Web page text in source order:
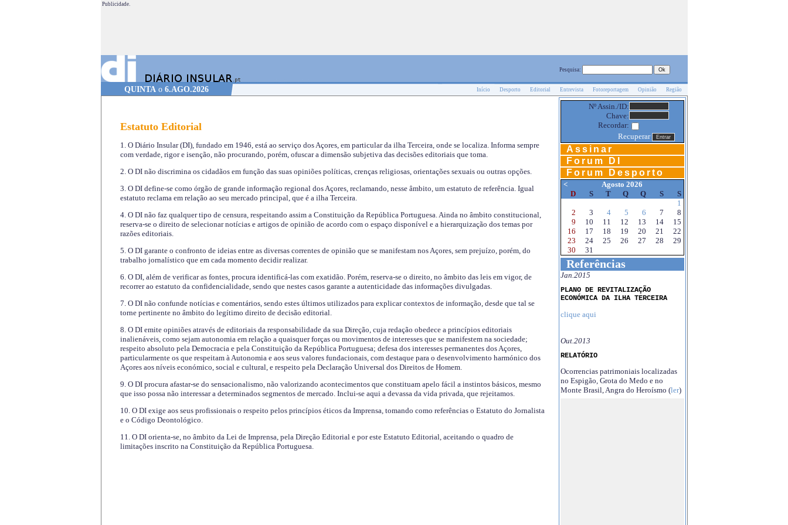
Publicidade.
Pesquisa:
QUINTA o 6.AGO.2026 Início Desporto Editorial Entrevista Fotoreportagem Opinião Região
Estatuto Editorial
1. O Diário Insular (DI), fundado em 1946, está ao serviço dos Açores, em particular da ilha Terceira, onde se localiza. Informa sempre
com verdade, rigor e isenção, não procurando, porém, ofuscar a dimensão subjetiva das decisões editoriais que toma.
2. O DI não discrimina os cidadãos em função das suas opiniões políticas, crenças religiosas, orientações sexuais ou outras opções.
3. O DI define-se como órgão de grande informação regional dos Açores, reclamando, nesse âmbito, um estatuto de referência. Igual
estatuto reclama em relação ao seu mercado principal, que é a ilha Terceira.
4. O DI não faz qualquer tipo de censura, respeitando assim a Constituição da República Portuguesa. Ainda no âmbito constitucional,
reserva-se o direito de selecionar notícias e artigos de opinião de acordo com o espaço disponível e a hierarquização dos temas por
razões editoriais.
5. O DI garante o confronto de ideias entre as diversas correntes de opinião que se manifestam nos Açores, sem prejuízo, porém, do
trabalho jornalístico que em cada momento decidir realizar.
6. O DI, além de verificar as fontes, procura identificá-las com exatidão. Porém, reserva-se o direito, no âmbito das leis em vigor, de
recorrer ao estatuto da confidencialidade, sendo que nestes casos garante a autenticidade das informações divulgadas.
7. O DI não confunde notícias e comentários, sendo estes últimos utilizados para explicar contextos de informação, desde que tal se
torne pertinente no âmbito do legítimo direito de decisão editorial.
8. O DI emite opiniões através de editoriais da responsabilidade da sua Direção, cuja redação obedece a princípios editoriais
inalienáveis, como sejam autonomia em relação a quaisquer forças ou movimentos de interesses que se manifestem na sociedade;
respeito absoluto pela Democracia e pela Constituição da República Portuguesa; defesa dos interesses permanentes dos Açores,
particularmente os que respeitam à Autonomia e aos seus valores fundacionais, com destaque para o desenvolvimento harmónico dos
Açores aos níveis económico, social e cultural, e respeito pela Declaração Universal dos Direitos de Homem.
9. O DI procura afastar-se do sensacionalismo, não valorizando acontecimentos que constituam apelo fácil a instintos básicos, mesmo
que isso possa não interessar a determinados segmentos de mercado. Inclui-se aqui a devassa da vida privada, que rejeitamos.
10. O DI exige aos seus profissionais o respeito pelos princípios éticos da Imprensa, tomando como referências o Estatuto do Jornalista
e o Código Deontológico.
11. O DI orienta-se, no âmbito da Lei de Imprensa, pela Direção Editorial e por este Estatuto Editorial, aceitando o quadro de
limitações inscrito na Constituição da República Portuguesa.
Nº Assin./ID:
Chave:
Recordar:
Recuperar
Assinar
Forum DI
Forum Desporto
<
Agosto 2026
D
S T Q Q S
S
1
2
3 4 5 6 7
8
9
10 11 12 13 14
15
16
17 18 19 20 21
22
23
24 25 26 27 28
29
30
31
Referências
Jan.2015
PLANO DE REVITALIZAÇÃO
ECONÓMICA DA ILHA TERCEIRA
clique aqui
Out.2013
RELATÓRIO
Ocorrencias patrimoniais localizadas
no Espigão, Grota do Medo e no
Monte Brasil, Angra do Heroísmo (ler)